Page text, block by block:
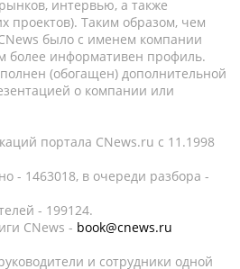
интервью, а также
проектов). Таким образом, чем
было с именем компании
более информативен профиль.
(обогащен) дополнительной
о компании или
портала CNews.ru c 11.1998
- 1463018, в очереди разбора -
- 199124.
CNews - book@cnews.ru
и сотрудники одной